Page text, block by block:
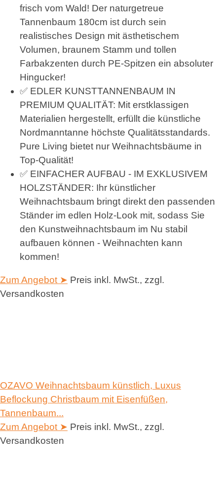
frisch vom Wald! Der naturgetreue
Tannenbaum 180cm ist durch sein
realistisches Design mit ästhetischem
Volumen, braunem Stamm und tollen
Farbakzenten durch PE-Spitzen ein absoluter
Hingucker!
✅ EDLER KUNSTTANNENBAUM IN
PREMIUM QUALITÄT: Mit erstklassigen
Materialien hergestellt, erfüllt die künstliche
Nordmanntanne höchste Qualitätsstandards.
Pure Living bietet nur Weihnachtsbäume in
Top-Qualität!
✅ EINFACHER AUFBAU - IM EXKLUSIVEM
HOLZSTÄNDER: Ihr künstlicher
Weihnachtsbaum bringt direkt den passenden
Ständer im edlen Holz-Look mit, sodass Sie
den Kunstweihnachtsbaum im Nu stabil
aufbauen können - Weihnachten kann
kommen!
Zum Angebot ➤ Preis inkl. MwSt., zzgl.
Versandkosten
OZAVO Weihnachtsbaum künstlich, Luxus
Beflockung Christbaum mit Eisenfüßen,
Tannenbaum...
Zum Angebot ➤ Preis inkl. MwSt., zzgl.
Versandkosten